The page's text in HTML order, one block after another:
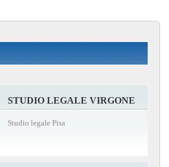
STUDIO LEGALE VIRGONE
Studio legale Pisa